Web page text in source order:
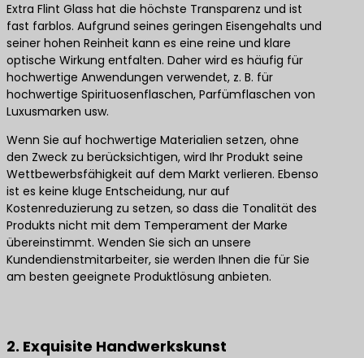
Extra Flint Glass hat die höchste Transparenz und ist
fast farblos. Aufgrund seines geringen Eisengehalts und
seiner hohen Reinheit kann es eine reine und klare
optische Wirkung entfalten. Daher wird es häufig für
hochwertige Anwendungen verwendet, z. B. für
hochwertige Spirituosenflaschen, Parfümflaschen von
Luxusmarken usw.
Wenn Sie auf hochwertige Materialien setzen, ohne
den Zweck zu berücksichtigen, wird Ihr Produkt seine
Wettbewerbsfähigkeit auf dem Markt verlieren. Ebenso
ist es keine kluge Entscheidung, nur auf
Kostenreduzierung zu setzen, so dass die Tonalität des
Produkts nicht mit dem Temperament der Marke
übereinstimmt. Wenden Sie sich an unsere
Kundendienstmitarbeiter, sie werden Ihnen die für Sie
am besten geeignete Produktlösung anbieten.
2. Exquisite Handwerkskunst